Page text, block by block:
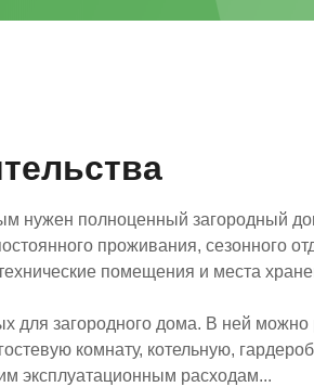
нужен полноценный загородный
проживания, сезонного
помещения и места
для загородного дома. В ней
комнату, котельную,
эксплуатационным расходам...